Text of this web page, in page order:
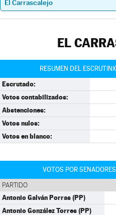
EL
RESUMEN DEL
Escrutado:
Votos contabilizados:
Abstenciones:
Votos nulos:
Votos en blanco:
VOTOS POR
PARTIDO
Antonio Galván Porras (PP)
Antonio González Torres (PP)